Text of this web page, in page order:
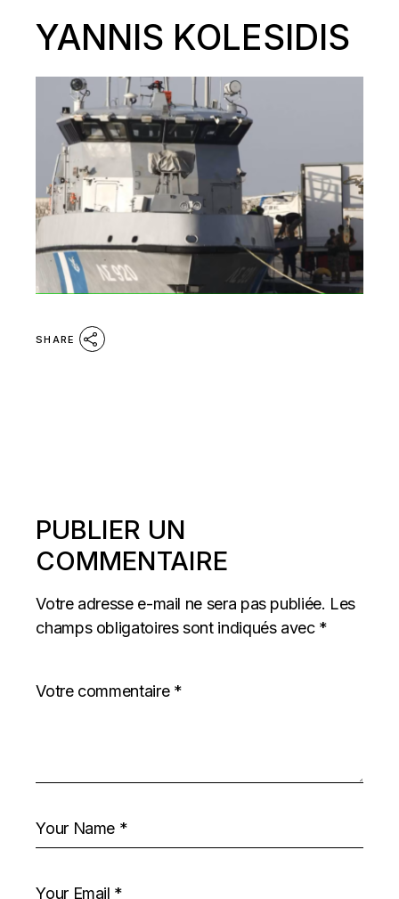
YANNIS KOLESIDIS
SHARE
PUBLIER UN
COMMENTAIRE
Votre adresse e-mail ne sera pas publiée. Les
champs obligatoires sont indiqués avec *